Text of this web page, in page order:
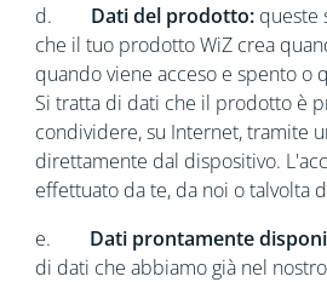
d. Datidel prodotto:queste
che il tuo prodotto WiZ crea
quando viene acceso e spento o
Si tratta di dati che il prodotto è
condividere, su Internet, tramite
direttamente dal dispositivo.
effettuato da te, da noi o talvolta
e. Dati prontamente
di dati che abbiamo già nel